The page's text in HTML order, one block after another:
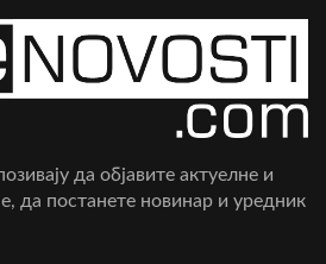
да објавите актуелне и
да постанете новинар и уредник